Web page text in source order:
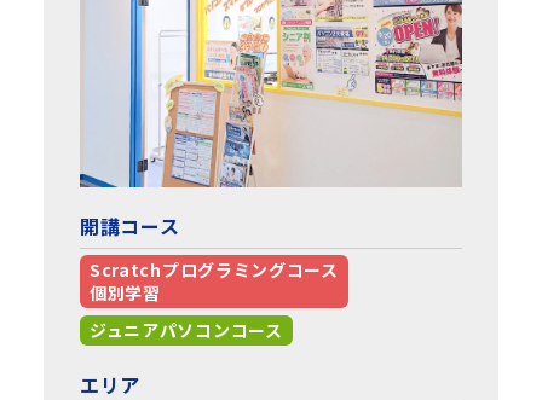
開講コース
Scratchプログラミングコース
個別学習
ジュニアパソコンコース
エリア